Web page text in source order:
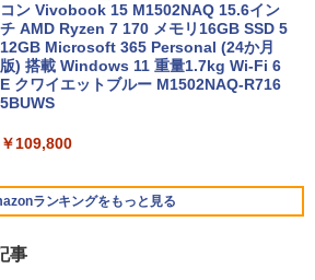
コン Vivobook 15 M1502NAQ 15.6イン
チ AMD Ryzen 7 170 メモリ16GB SSD 5
12GB Microsoft 365 Personal (24か月
版) 搭載 Windows 11 重量1.7kg Wi-Fi 6
E クワイエットブルー M1502NAQ-R716
5BUWS
￥109,800
ランキングをもっと見る
事